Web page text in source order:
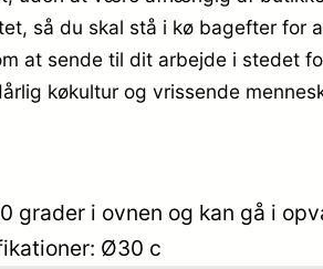
så du skal stå i kø bagefter for
at sende til dit arbejde i stedet
køkultur og vrissende
i ovnen og kan gå i
Ø30 c